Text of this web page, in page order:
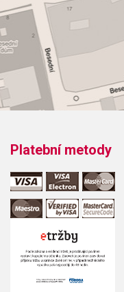
Platební metody